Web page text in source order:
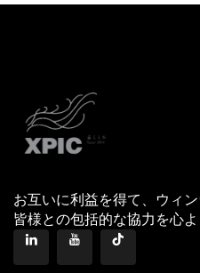
お互いに利益を得て、ウィ
皆様との包括的な協力を心よ